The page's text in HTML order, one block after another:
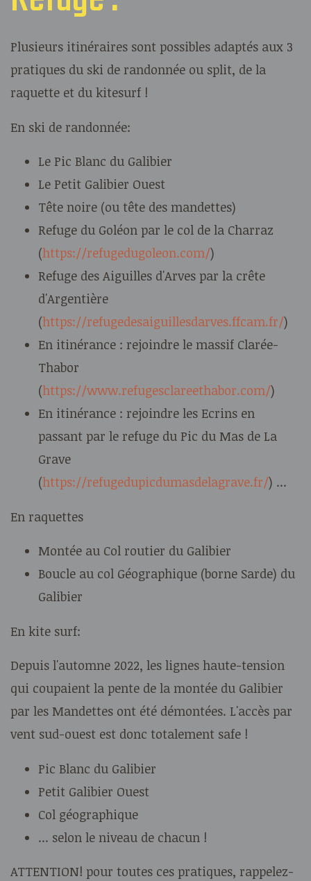
Plusieurs itinéraires sont possibles adaptés aux 3
pratiques du ski de randonnée ou split, de la
raquette et du kitesurf !
En ski de randonnée:
Le Pic Blanc du Galibier
Le Petit Galibier Ouest
Tête noire (ou tête des mandettes)
Refuge du Goléon par le col de la Charraz
(https://refugedugoleon.com/)
Refuge des Aiguilles d'Arves par la crête
d'Argentière
(https://refugedesaiguillesdarves.ffcam.fr/)
En itinérance : rejoindre le massif Clarée-
Thabor
(https://www.refugesclareethabor.com/)
En itinérance : rejoindre les Ecrins en
passant par le refuge du Pic du Mas de La
Grave
(https://refugedupicdumasdelagrave.fr/) ...
En raquettes
Montée au Col routier du Galibier
Boucle au col Géographique (borne Sarde) du
Galibier
En kite surf:
Depuis l'automne 2022, les lignes haute-tension
qui coupaient la pente de la montée du Galibier
par les Mandettes ont été démontées. L'accès par
vent sud-ouest est donc totalement safe !
Pic Blanc du Galibier
Petit Galibier Ouest
Col géographique
... selon le niveau de chacun !
ATTENTION! pour toutes ces pratiques, rappelez-